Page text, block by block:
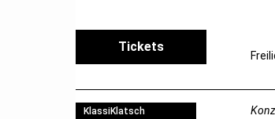
Tickets
KlassiKlatsch